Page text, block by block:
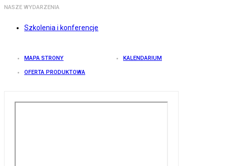
NASZE WYDARZENIA
Szkolenia i konferencje
MAPA STRONY KALENDARIUM
OFERTA PRODUKTOWA